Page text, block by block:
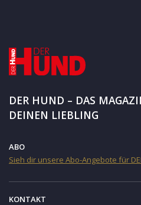
DER HUND – DAS
DEINEN LIEBLING
ABO
Sieh dir unsere Abo-Angebote für
KONTAKT